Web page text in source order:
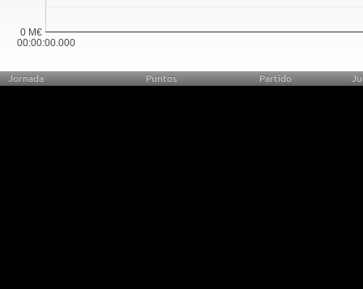
00:00:00.000
0 M€
Jornada Puntos Partido